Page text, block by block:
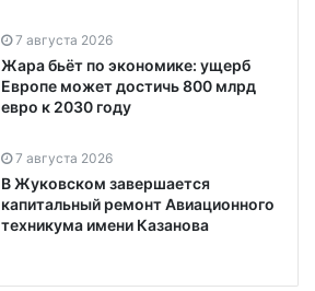
7 августа 2026
Жара бьёт по экономике: ущерб
Европе может достичь 800 млрд
евро к 2030 году
7 августа 2026
В Жуковском завершается
капитальный ремонт Авиационного
техникума имени Казанова